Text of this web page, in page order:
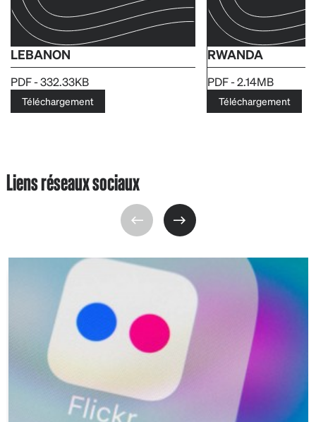
LEBANON
PDF - 332.33KB
Téléchargement
RWANDA
PDF - 2.14MB
Téléchargement
Liens réseaux sociaux